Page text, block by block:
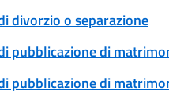
divorzio o separazione
pubblicazione di
pubblicazione di